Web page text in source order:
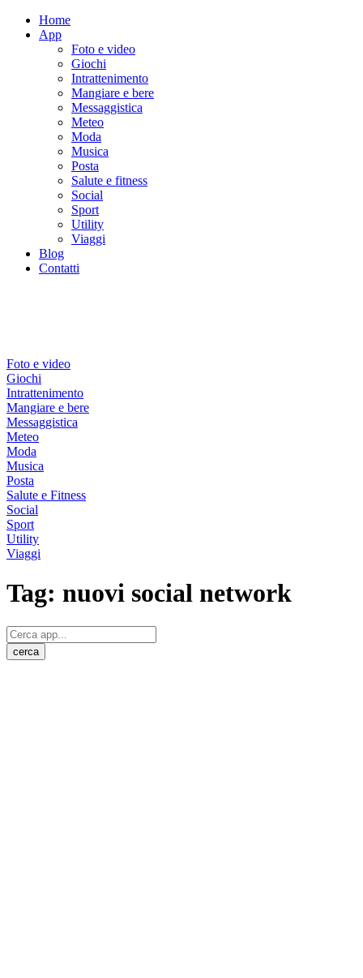
Home
App
Foto e video
Giochi
Intrattenimento
Mangiare e bere
Messaggistica
Meteo
Moda
Musica
Posta
Salute e fitness
Social
Sport
Utility
Viaggi
Blog
Contatti
Foto e video
Giochi
Intrattenimento
Mangiare e bere
Messaggistica
Meteo
Moda
Musica
Posta
Salute e Fitness
Social
Sport
Utility
Viaggi
Tag: nuovi social network